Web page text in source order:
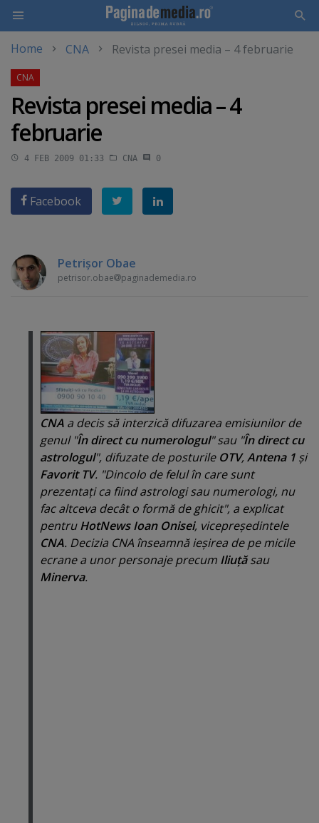
content
Home CNA Revista presei media – 4 februarie
Revista presei media – 4
februarie
4 FEB 2009 01:33 CNA 0
Facebook
Petrişor Obae
petrisor.obae paginademedia.ro
CNA a decis să interzică difuzarea emisiunilor de
genul "În direct cu numerologul" sau "În direct cu
astrologul", difuzate de posturile OTV,Antena 1 şi
Favorit TV. "Dincolo de felul în care sunt
prezentaţi ca fiind astrologi sau numerologi, nu
fac altceva decât o formă de ghicit", a explicat
pentruHotNews Ioan Onisei, vicepreşedintele
CNA. Decizia CNA înseamnă ieşirea de pe micile
ecrane a unor personaje precum Iliuţăsau
Minerva.